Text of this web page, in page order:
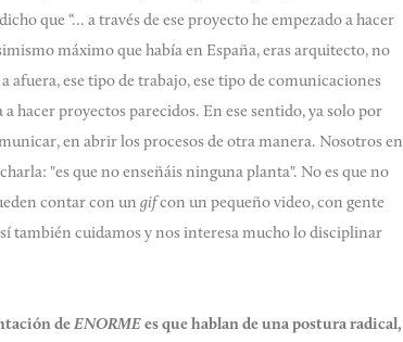
que “… a través de ese proyecto he empezado a hacer
máximo que había en España, eras arquitecto, no
afuera, ese tipo de trabajo, ese tipo de comunicaciones
hacer proyectos parecidos. En ese sentido, ya solo por
en abrir los procesos de otra manera. Nosotros en
"es que no enseñáis ninguna planta". No es que no
contar con ungifcon un pequeño video, con gente
también cuidamos y nos interesa mucho lo disciplinar
deENORMEes que hablan de una postura radical,